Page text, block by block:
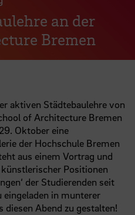
an der
Bremen
aktiven Städtebaulehre von
of Architecture Bremen
Oktober eine
der Hochschule Bremen
aus einem Vortrag und
Positionen
der Studierenden seit
in munterer
diesen Abend zu gestalten!